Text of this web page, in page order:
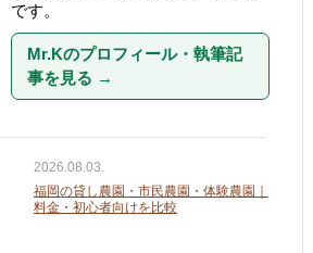
です。
Mr.Kのプロフィール・執筆記
事を見る →
2026.08.03.
福岡の貸し農園・市民農園・体験農園｜
料金・初心者向けを比較